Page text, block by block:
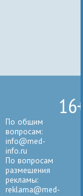
По общим
вопросам:
info@med-
info.ru
По вопросам
размещения
рекламы:
reklama@med-